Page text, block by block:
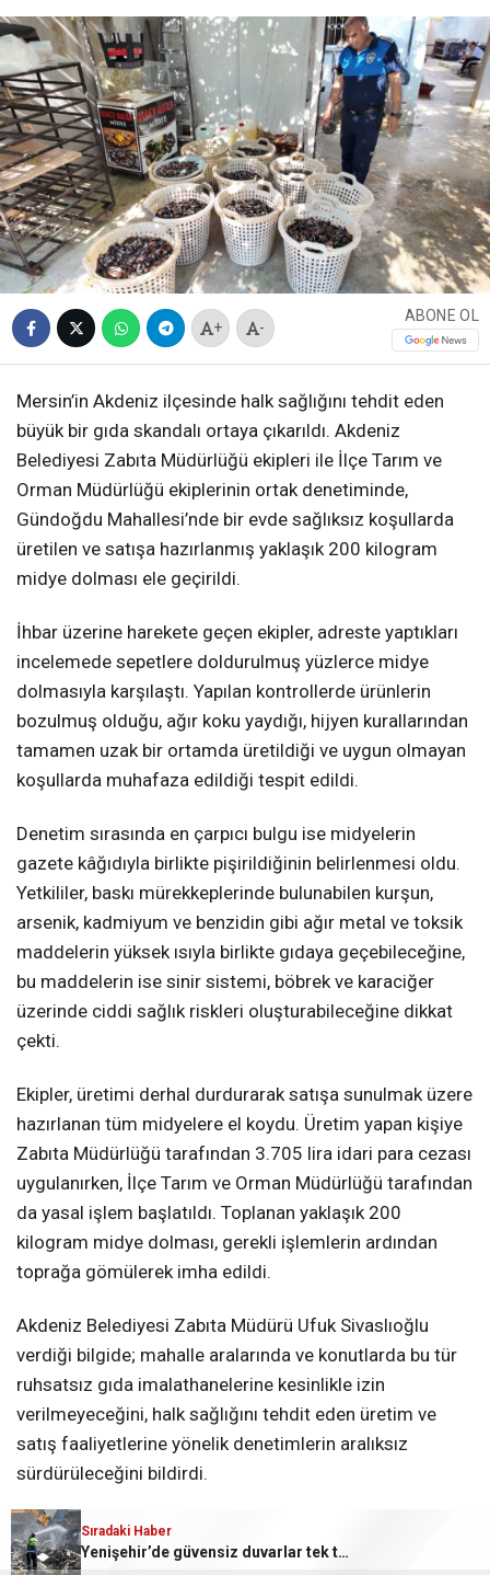
Sıradaki Haber
122 narkotik olayı gerçekleşti, 137 şahıs yakalandı
+ -
ABONE OL
Mersin’in Akdeniz ilçesinde halk sağlığını tehdit eden
büyük bir gıda skandalı ortaya çıkarıldı. Akdeniz
Belediyesi Zabıta Müdürlüğü ekipleri ile İlçe Tarım ve
Orman Müdürlüğü ekiplerinin ortak denetiminde,
Gündoğdu Mahallesi’nde bir evde sağlıksız koşullarda
üretilen ve satışa hazırlanmış yaklaşık 200 kilogram
midye dolması ele geçirildi.
İhbar üzerine harekete geçen ekipler, adreste yaptıkları
incelemede sepetlere doldurulmuş yüzlerce midye
dolmasıyla karşılaştı. Yapılan kontrollerde ürünlerin
bozulmuş olduğu, ağır koku yaydığı, hijyen kurallarından
tamamen uzak bir ortamda üretildiği ve uygun olmayan
koşullarda muhafaza edildiği tespit edildi.
Denetim sırasında en çarpıcı bulgu ise midyelerin
gazete kâğıdıyla birlikte pişirildiğinin belirlenmesi oldu.
Yetkililer, baskı mürekkeplerinde bulunabilen kurşun,
arsenik, kadmiyum ve benzidin gibi ağır metal ve toksik
maddelerin yüksek ısıyla birlikte gıdaya geçebileceğine,
bu maddelerin ise sinir sistemi, böbrek ve karaciğer
üzerinde ciddi sağlık riskleri oluşturabileceğine dikkat
çekti.
Ekipler, üretimi derhal durdurarak satışa sunulmak üzere
hazırlanan tüm midyelere el koydu. Üretim yapan kişiye
Zabıta Müdürlüğü tarafından 3.705 lira idari para cezası
uygulanırken, İlçe Tarım ve Orman Müdürlüğü tarafından
da yasal işlem başlatıldı. Toplanan yaklaşık 200
kilogram midye dolması, gerekli işlemlerin ardından
toprağa gömülerek imha edildi.
Akdeniz Belediyesi Zabıta Müdürü Ufuk Sivaslıoğlu
verdiği bilgide; mahalle aralarında ve konutlarda bu tür
ruhsatsız gıda imalathanelerine kesinlikle izin
verilmeyeceğini, halk sağlığını tehdit eden üretim ve
satış faaliyetlerine yönelik denetimlerin aralıksız
sürdürüleceğini bildirdi.
İLGİNİZİÇEKEBİLİR
Sıradaki Haber
Yenişehir’de güvensiz duvarlar tek tek yıkılıyor